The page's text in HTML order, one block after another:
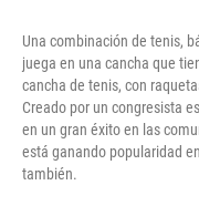
Una combinación de tenis,
juega en una cancha que
cancha de tenis, con
Creado por un congresista
en un gran éxito en las
está ganando popularidad
también.